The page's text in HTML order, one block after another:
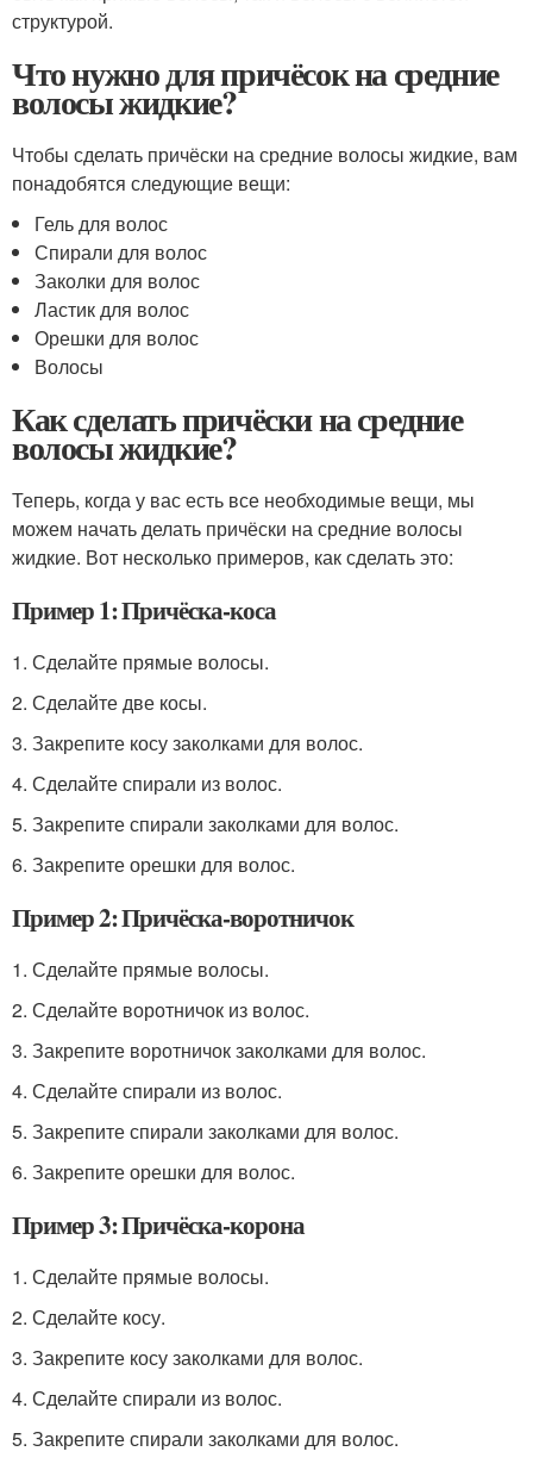
структурой.
Что нужно для причёсок на средние
волосы жидкие?
Чтобы сделать причёски на средние волосы жидкие, вам
понадобятся следующие вещи:
Гель для волос
Спирали для волос
Заколки для волос
Ластик для волос
Орешки для волос
Волосы
Как сделать причёски на средние
волосы жидкие?
Теперь, когда у вас есть все необходимые вещи, мы
можем начать делать причёски на средние волосы
жидкие. Вот несколько примеров, как сделать это:
Пример 1: Причёска-коса
1. Сделайте прямые волосы.
2. Сделайте две косы.
3. Закрепите косу заколками для волос.
4. Сделайте спирали из волос.
5. Закрепите спирали заколками для волос.
6. Закрепите орешки для волос.
Пример 2: Причёска-воротничок
1. Сделайте прямые волосы.
2. Сделайте воротничок из волос.
3. Закрепите воротничок заколками для волос.
4. Сделайте спирали из волос.
5. Закрепите спирали заколками для волос.
6. Закрепите орешки для волос.
Пример 3: Причёска-корона
1. Сделайте прямые волосы.
2. Сделайте косу.
3. Закрепите косу заколками для волос.
4. Сделайте спирали из волос.
5. Закрепите спирали заколками для волос.